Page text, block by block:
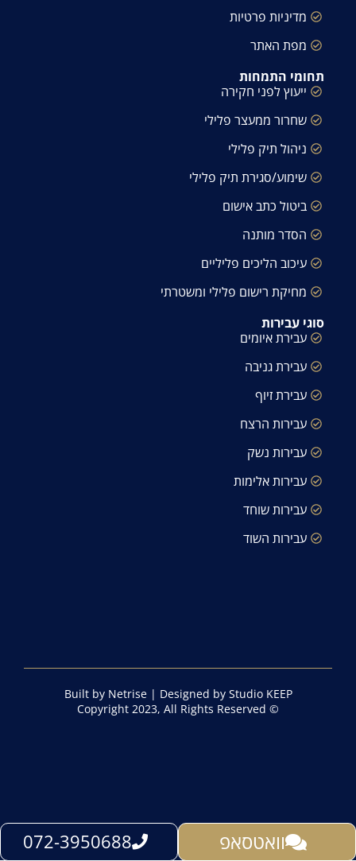
מדיניות פרטיות
מפת האתר
תחומי התמחות
ייעוץ לפני חקירה
שחרור ממעצר פלילי
ניהול תיק פלילי
שימוע/סגירת תיק פלילי
ביטול כתב אישום
הסדר מותנה
עיכוב הליכים פליליים
מחיקת רישום פלילי ומשטרתי
סוגי עבירות
עבירת איומים
עבירת גניבה
עבירת זיוף
עבירות הרצח
עבירות נשק
עבירות אלימות
עבירות שוחד
עבירות השוד
© Copyright 2023, All Rights Reserved
Built by Netrise| Designed by Studio KEEP
וואטסאפ 072-3950688